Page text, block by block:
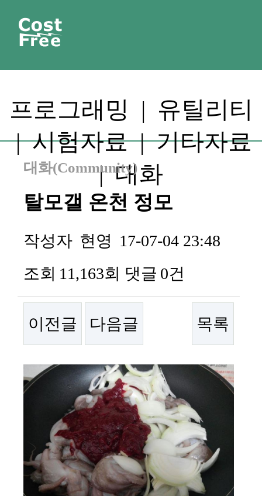
프로그래밍 | 유틸리티
|시험자료|기타자료
|대화
대화(Community)
탈모갤 온천 정모
작성자 현영 17-07-04 23:48
조회 11,163회 댓글 0건
이전글 다음글 목록
본문